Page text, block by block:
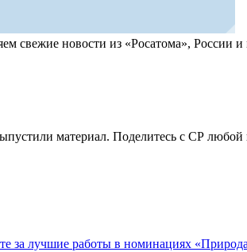
свежие новости из «Росатома»,
материал. Поделитесь с СР
за лучшие работы в номинациях